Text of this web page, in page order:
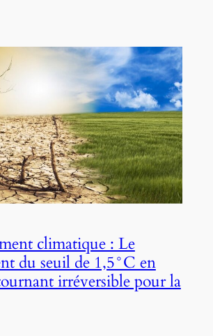
climatique : Le
du seuil de 1,5°C en
irréversible pour la